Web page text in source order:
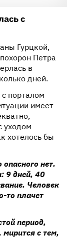
с
Гурцкой,
Петра
в
дней.
порталом
имеет
уходом
хотелось бы
опасного нет.
9 дней, 40
Человек
то плачет
период,
мирится с тем,